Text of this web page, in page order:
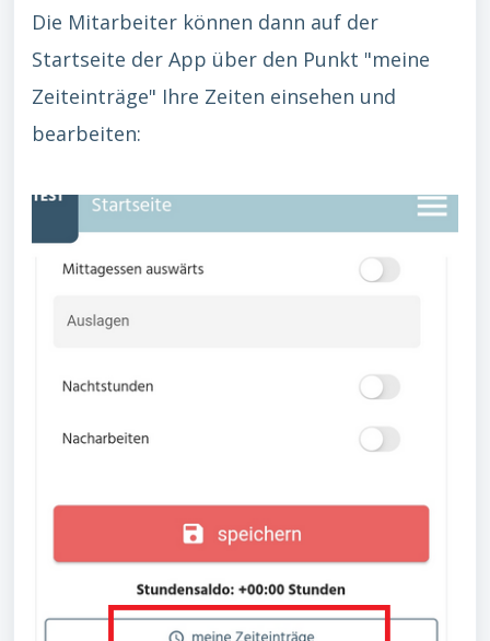
Die Mitarbeiter können dann auf der
Startseite der App über den Punkt "meine
Zeiteinträge" Ihre Zeiten einsehen und
bearbeiten: